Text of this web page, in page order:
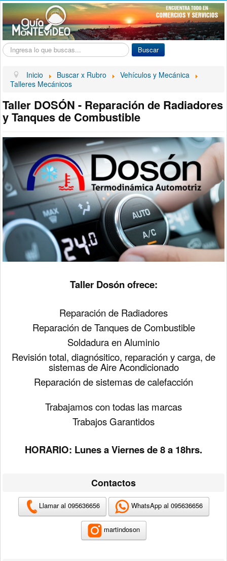
Buscar... Buscar
Inicio Buscar x Rubro
Vehículos y Mecánica
Talleres Mecánicos
Taller DOSÓN - Reparación de Radiadores
y Tanques de Combustible
Taller Dosón ofrece:
Reparación de Radiadores
Reparación de Tanques de Combustible
Soldadura en Aluminio
Revisión total, diagnósitico, reparación y carga, de
sistemasde Aire Acondicionado
Reparación de sistemas de calefacción
Trabajamos con todas las marcas
Trabajos Garantidos
HORARIO: Lunes a Viernes de 8 a 18hrs.
Contactos
Llamar al 095636656 WhatsApp al 095636656
martindoson